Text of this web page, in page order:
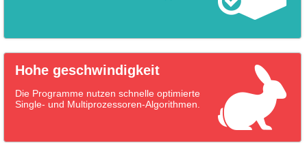
Hohe geschwindigkeit
Die Programme nutzen schnelle optimierte
Single- und Multiprozessoren-Algorithmen.